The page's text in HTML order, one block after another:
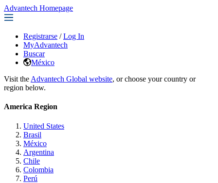
Advantech Homepage
Registrarse / Log In
MyAdvantech
Buscar
México
Visit the Advantech Global website, or choose your country or
region below.
America Region
United States
Brasil
México
Argentina
Chile
Colombia
Perú